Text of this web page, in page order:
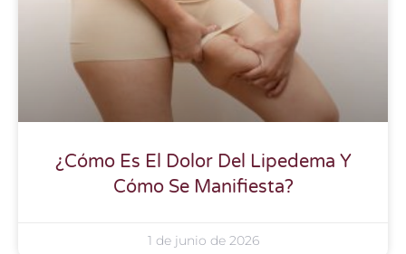
¿Cómo Es El Dolor Del Lipedema Y
Cómo Se Manifiesta?
1 de junio de 2026